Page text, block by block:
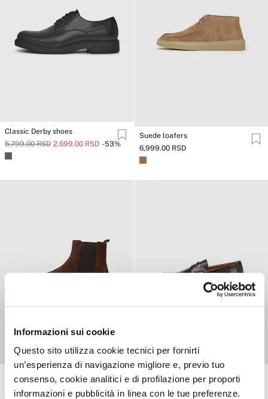
Informazioni sui cookie
Questo sito utilizza cookie tecnici per fornirti
un’esperienza di navigazione migliore e, previo tuo
consenso, cookie analitici e di profilazione per proporti
informazioni e pubblicità in linea con le tue preferenze.
Classic Derby shoes
5,799.00 RSD 2,699.00 RSD -53%
Suede loafers
6,999.00 RSD
3,499.00 RSD
5,999.00 RSD
2,299.00 RSD